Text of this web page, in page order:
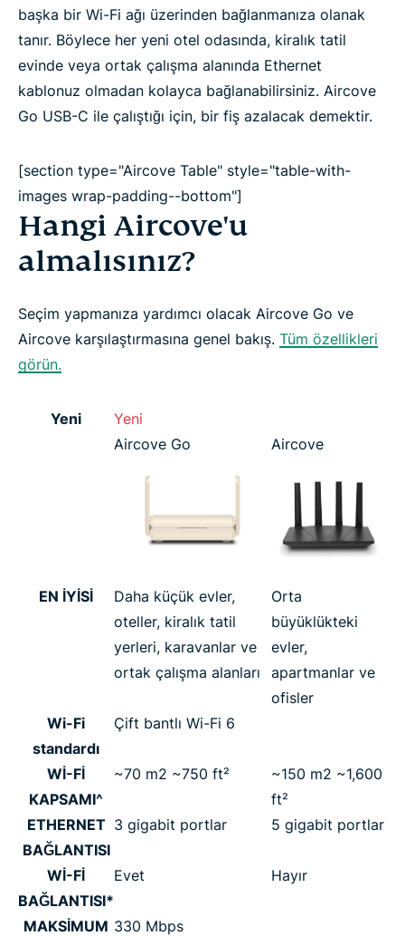
başka bir Wi-Fi ağı üzerinden bağlanmanıza olanak
tanır. Böylece her yeni otel odasında, kiralık tatil
evinde veya ortak çalışma alanında Ethernet
kablonuz olmadan kolayca bağlanabilirsiniz. Aircove
Go USB-C ile çalıştığı için, bir fiş azalacak demektir.
[section type="Aircove Table" style="table-with-
images wrap-padding--bottom"]
Hangi Aircove'u
almalısınız?
Seçim yapmanıza yardımcı olacak Aircove Go ve
Aircove karşılaştırmasına genel bakış. Tüm özellikleri
görün.
Yeni
Yeni
Aircove Go
Aircove
EN İYİSİ
Daha küçük evler,
oteller, kiralık tatil
yerleri, karavanlar ve
ortak çalışma alanları
Orta
büyüklükteki
evler,
apartmanlar ve
ofisler
Wi-Fi
standardı
Çift bantlı Wi-Fi 6
Wİ-Fİ
KAPSAMI^
~70 m2 ~750 ft²
~150 m2 ~1,600
ft²
ETHERNET
BAĞLANTISI
3 gigabit portlar 5 gigabit portlar
Wİ-Fİ
BAĞLANTISI*
Evet Hayır
MAKSİMUM 330 Mbps